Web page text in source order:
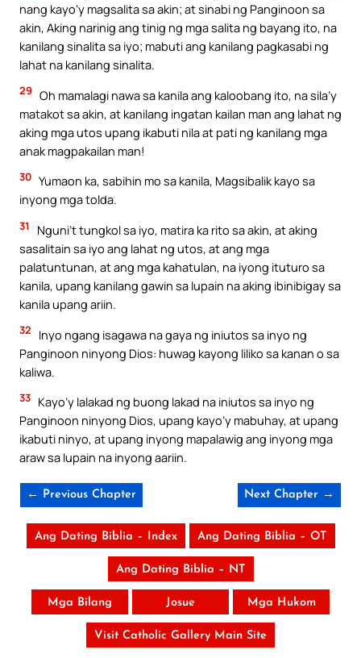
nang kayo’y magsalita sa akin; at sinabi ng Panginoon sa
akin, Aking narinig ang tinig ng mga salita ng bayang ito, na
kanilang sinalita sa iyo; mabuti ang kanilang pagkasabi ng
lahat na kanilang sinalita.
29 Oh mamalagi nawa sa kanila ang kaloobang ito, na sila’y
matakot sa akin, at kanilang ingatan kailan man ang lahat ng
aking mga utos upang ikabuti nila at pati ng kanilang mga
anak magpakailan man!
30 Yumaon ka, sabihin mo sa kanila, Magsibalik kayo sa
inyong mga tolda.
31
Nguni’t tungkol sa iyo, matira ka rito sa akin, at aking
sasalitain sa iyo ang lahat ng utos, at ang mga
palatuntunan, at ang mga kahatulan, na iyong ituturo sa
kanila, upang kanilang gawin sa lupain na aking ibinibigay sa
kanila upang ariin.
32
Inyo ngang isagawa na gaya ng iniutos sa inyo ng
Panginoon ninyong Dios: huwag kayong liliko sa kanan o sa
kaliwa.
33 Kayo’y lalakad ng buong lakad na iniutos sa inyo ng
Panginoon ninyong Dios, upang kayo’y mabuhay, at upang
ikabuti ninyo, at upang inyong mapalawig ang inyong mga
araw sa lupain na inyong aariin.
← Previous Chapter Next Chapter →
Ang Dating Biblia – Index Ang Dating Biblia – OT
Ang Dating Biblia – NT
Mga Bilang Josue Mga Hukom
Visit Catholic Gallery Main Site